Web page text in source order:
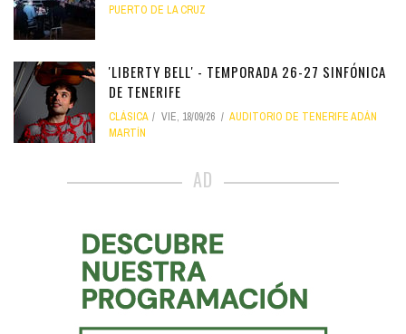
PUERTO DE LA CRUZ
'LIBERTY BELL' - TEMPORADA 26-27 SINFÓNICA
DE TENERIFE
CLÁSICA VIE, 18/09/26
AUDITORIO DE TENERIFE ADÁN
MARTÍN
AD